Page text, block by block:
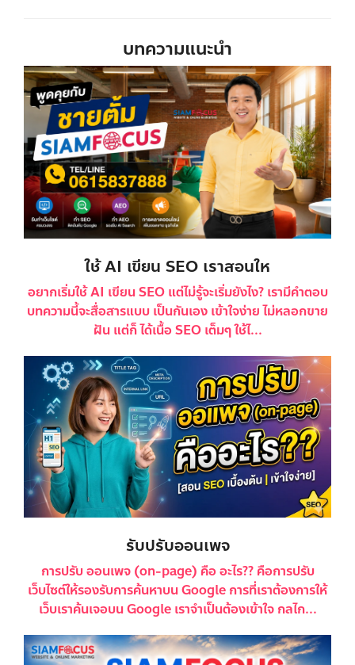
บทความแนะนำ
ใช้ AI เขียน SEO เราสอนให
อยากเริ่มใช้ AI เขียน SEO แต่ไม่รู้จะเริ่มยังไง? เรามีคำตอบ
บทความนี้จะสื่อสารแบบ เป็นกันเอง เข้าใจง่าย ไม่หลอกขาย
ฝัน แต่ก็ ได้เนื้อ SEO เต็มๆ ใช้ไ...
รับปรับออนเพจ
การปรับ ออนเพจ (on-page) คือ อะไร?? คือการปรับ
เว็บไซต์ให้รองรับการค้นหาบน Google การที่เราต้องการให้
เว็บเราค้นเจอบน Google เราจำเป็นต้องเข้าใจ กลไก...